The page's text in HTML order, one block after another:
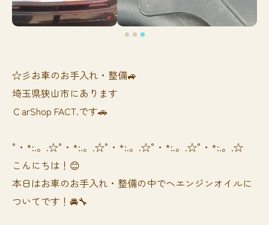
☆彡お車のお手入れ・整備🚙
埼玉県狭山市にあります
ＣarShop FACT.です🚗
°・*:.。.☆°・*:.。.☆°・*:.。.☆°・*:.。.☆°・*:.。.☆
こんにちは！😊
本日はお車のお手入れ・整備の中でヘエンジンオイルに
ついてです！🚘🔧